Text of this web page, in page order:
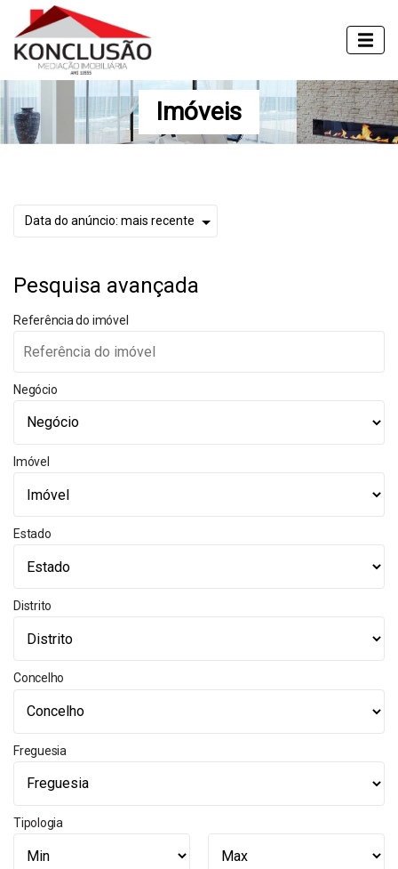
Imóveis
Pesquisa avançada
Referência do imóvel
Negócio
Imóvel
Estado
Distrito
Concelho
Freguesia
Tipologia